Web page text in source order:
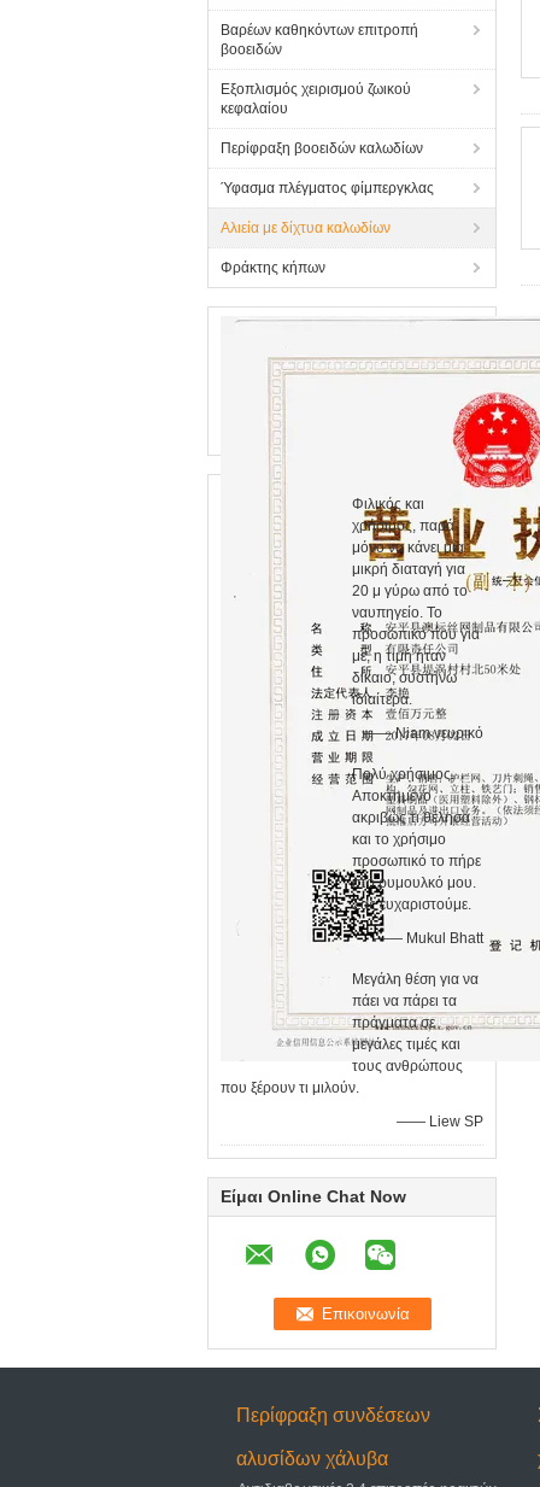
Βαρέων καθηκόντων επιτροπή
βοοειδών
Εξοπλισμός χειρισμού ζωικού
κεφαλαίου
Περίφραξη βοοειδών καλωδίων
Ύφασμα πλέγματος φίμπεργκλας
Αλιεία με δίχτυα καλωδίων
Φράκτης κήπων
Φιλικός και
χρήσιμος, παρά
μόνο να κάνει μια
μικρή διαταγή για
20 μ γύρω από το
ναυπηγείο. Το
προσωπικό που για
με, η τιμή ήταν
δίκαιο, συστήνω
ιδιαίτερα.
—— Niam νευρικό
Πολύ χρήσιμος.
Αποκτημένο
ακριβώς τι θέλησα
και το χρήσιμο
προσωπικό το πήρε
στο ρυμουλκό μου.
Σας ευχαριστούμε.
—— Mukul Bhatt
Μεγάλη θέση για να
πάει να πάρει τα
πράγματα σε
μεγάλες τιμές και
τους ανθρώπους
που ξέρουν τι μιλούν.
—— Liew SP
Είμαι Online Chat Now
Περίφραξη συνδέσεων
αλυσίδων χάλυβα